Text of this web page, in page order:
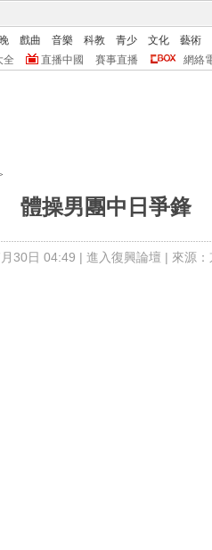
戲曲 音樂 科教 青少 文化
藝術
全 直播中國 賽事直播 網絡
體操男團中日爭鋒
30日 04:49 | 進入復興論壇 | 來源